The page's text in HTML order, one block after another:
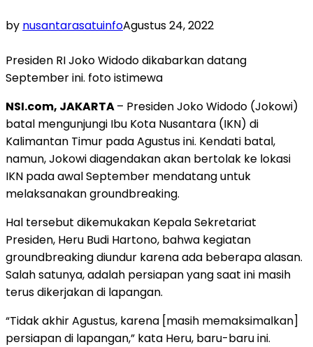
by nusantarasatuinfoAgustus 24, 2022
Presiden RI Joko Widodo dikabarkan datang
September ini. foto istimewa
NSI.com, JAKARTA– Presiden Joko Widodo (Jokowi)
batal mengunjungi Ibu Kota Nusantara (IKN) di
Kalimantan Timur pada Agustus ini. Kendati batal,
namun, Jokowi diagendakan akan bertolak ke lokasi
IKN pada awal September mendatang untuk
melaksanakan groundbreaking.
Hal tersebut dikemukakan Kepala Sekretariat
Presiden, Heru Budi Hartono, bahwa kegiatan
groundbreaking diundur karena ada beberapa alasan.
Salah satunya, adalah persiapan yang saat ini masih
terus dikerjakan di lapangan.
“Tidak akhir Agustus, karena [masih memaksimalkan]
persiapan di lapangan,” kata Heru, baru-baru ini.